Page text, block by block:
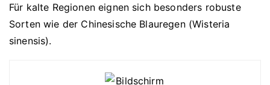
Für kalte Regionen eignen sich besonders robuste
Sorten wie der Chinesische Blauregen (Wisteria
sinensis).